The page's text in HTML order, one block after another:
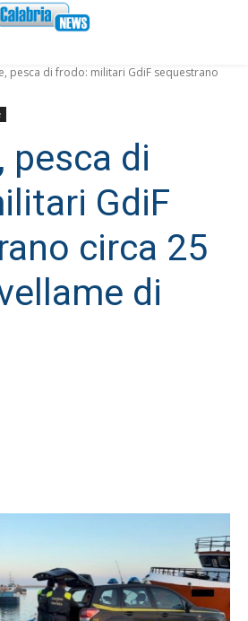
pesca di frodo: militari GdiF sequestrano
pesca di
GdiF
circa 25
di